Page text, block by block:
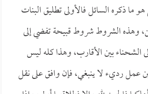
ما ذكره السائل فالأولى تطليق البنات
وهذه الشروط شروط قبيحة تفضي إلى
الشحناء بين الأقارب، وهذا كله ليس
عمل رديء لا ينبغي، فإن وافق على نقل